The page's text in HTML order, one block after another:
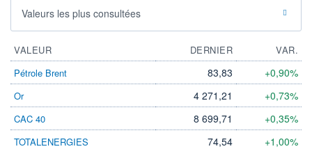
Valeurs les plus consultées
VALEUR DERNIER
VAR.
Pétrole Brent
83,83 +0,90%
Or 4 271,21 +0,73%
CAC 40 8 699,71 +0,35%
TOTALENERGIES 74,54 +1,00%